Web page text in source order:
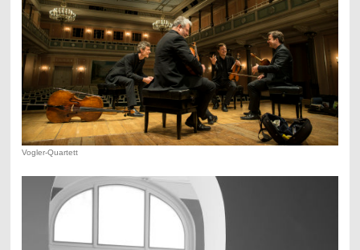
Vogler-Quartett